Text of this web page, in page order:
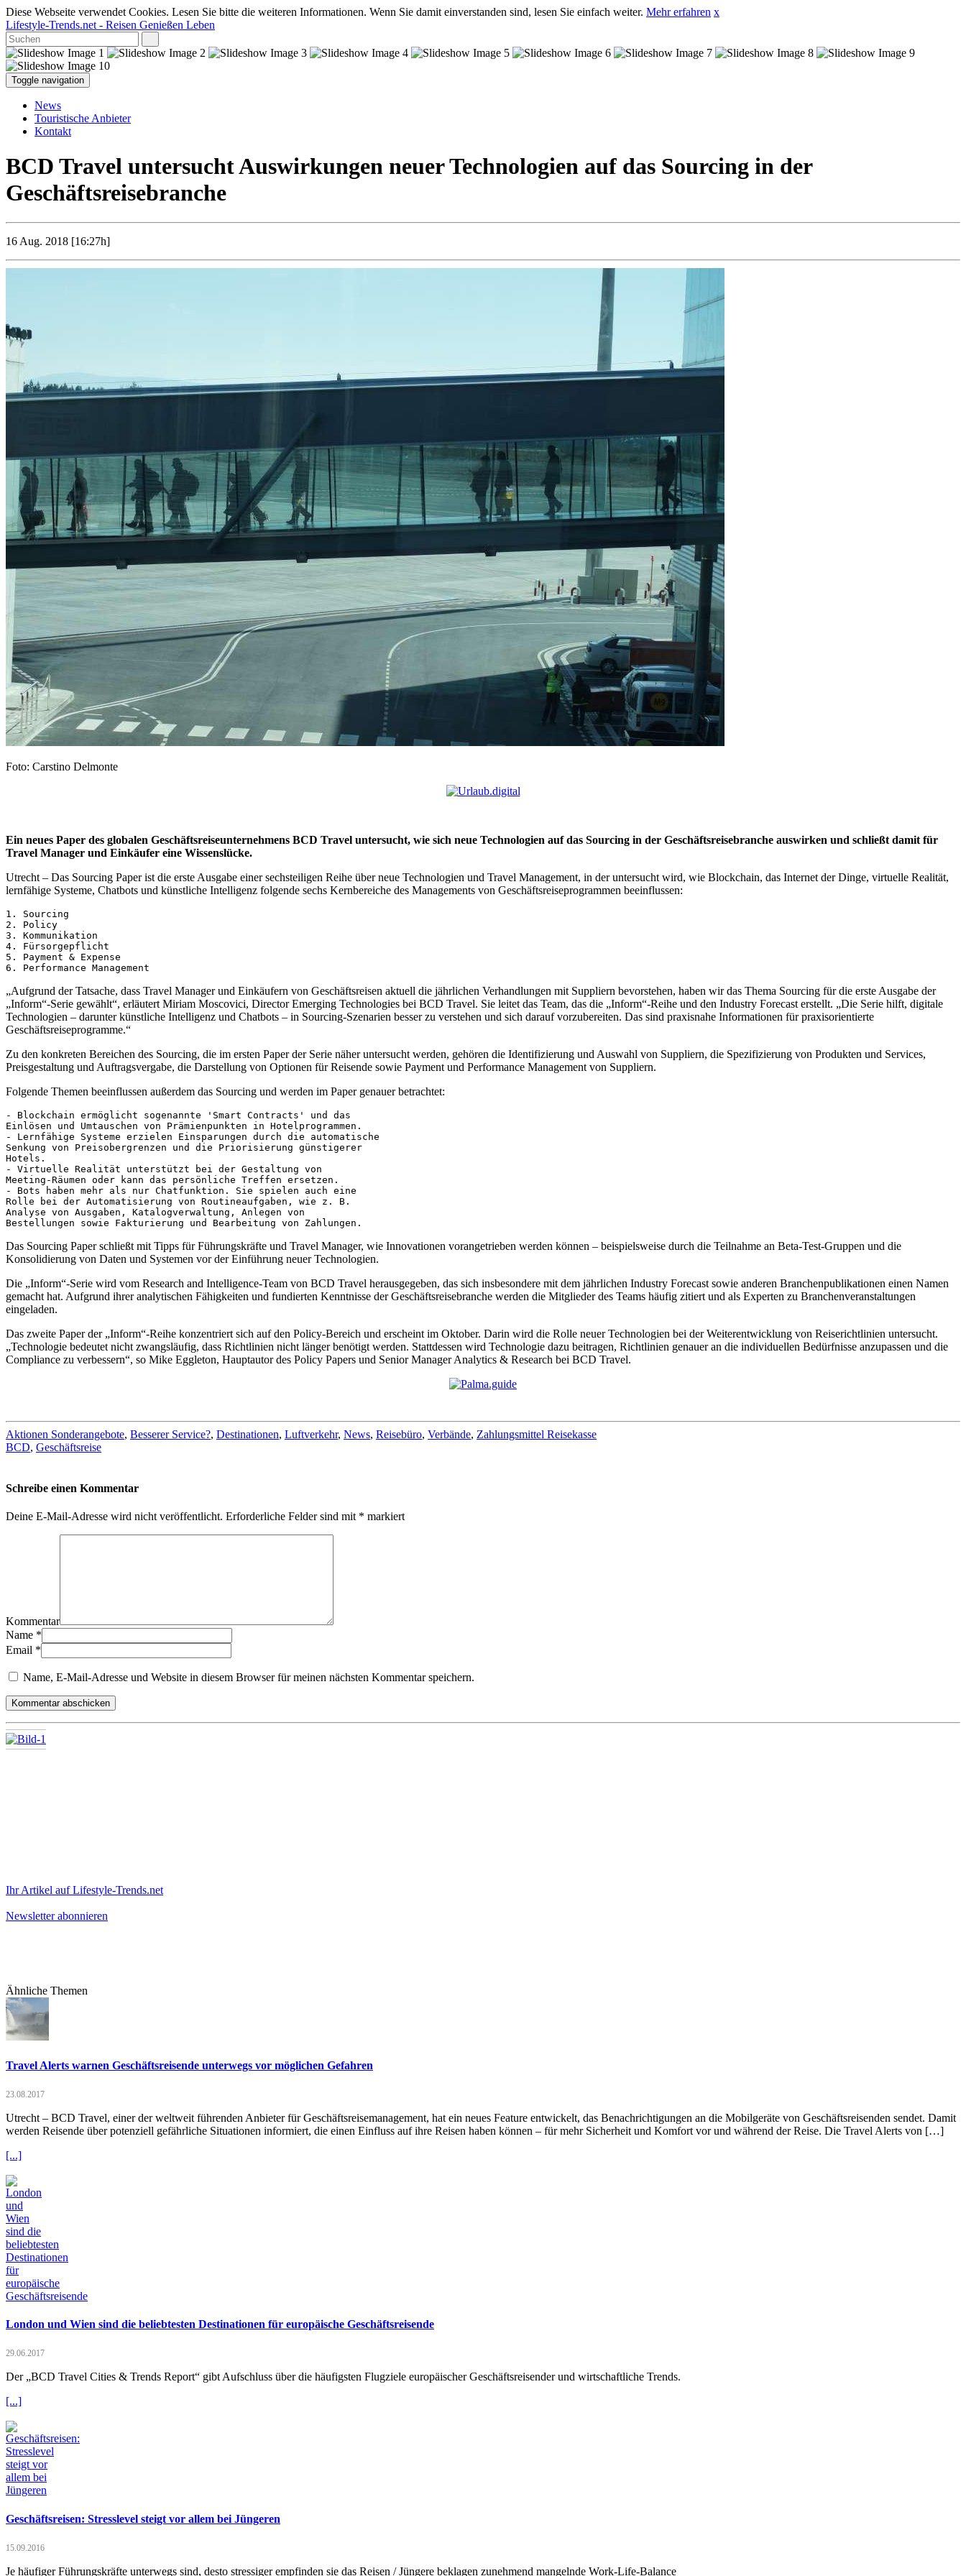
Diese Webseite verwendet Cookies. Lesen Sie bitte die weiteren Informationen. Wenn Sie damit einverstanden sind, lesen Sie einfach weiter. Mehr erfahren x
Lifestyle-Trends.net - Reisen Genießen Leben
Toggle navigation
News
Touristische Anbieter
Kontakt
BCD Travel untersucht Auswirkungen neuer Technologien auf das Sourcing in der
Geschäftsreisebranche
16 Aug. 2018 [16:27h]
Foto: Carstino Delmonte
Ein neues Paper des globalen Geschäftsreiseunternehmens BCD Travel untersucht, wie sich neue Technologien auf das Sourcing in der Geschäftsreisebranche auswirken und schließt damit für
Travel Manager und Einkäufer eine Wissenslücke.
Utrecht – Das Sourcing Paper ist die erste Ausgabe einer sechsteiligen Reihe über neue Technologien und Travel Management, in der untersucht wird, wie Blockchain, das Internet der Dinge, virtuelle Realität,
lernfähige Systeme, Chatbots und künstliche Intelligenz folgende sechs Kernbereiche des Managements von Geschäftsreiseprogrammen beeinflussen:
1. Sourcing
2. Policy
3. Kommunikation
4. Fürsorgepflicht
5. Payment & Expense
6. Performance Management
„Aufgrund der Tatsache, dass Travel Manager und Einkäufern von Geschäftsreisen aktuell die jährlichen Verhandlungen mit Suppliern bevorstehen, haben wir das Thema Sourcing für die erste Ausgabe der
„Inform“-Serie gewählt“, erläutert Miriam Moscovici, Director Emerging Technologies bei BCD Travel. Sie leitet das Team, das die „Inform“-Reihe und den Industry Forecast erstellt. „Die Serie hilft, digitale
Technologien – darunter künstliche Intelligenz und Chatbots – in Sourcing-Szenarien besser zu verstehen und sich darauf vorzubereiten. Das sind praxisnahe Informationen für praxisorientierte
Geschäftsreiseprogramme.“
Zu den konkreten Bereichen des Sourcing, die im ersten Paper der Serie näher untersucht werden, gehören die Identifizierung und Auswahl von Suppliern, die Spezifizierung von Produkten und Services,
Preisgestaltung und Auftragsvergabe, die Darstellung von Optionen für Reisende sowie Payment und Performance Management von Suppliern.
Folgende Themen beeinflussen außerdem das Sourcing und werden im Paper genauer betrachtet:
- Blockchain ermöglicht sogenannte 'Smart Contracts' und das
Einlösen und Umtauschen von Prämienpunkten in Hotelprogrammen.
- Lernfähige Systeme erzielen Einsparungen durch die automatische
Senkung von Preisobergrenzen und die Priorisierung günstigerer
Hotels.
- Virtuelle Realität unterstützt bei der Gestaltung von
Meeting-Räumen oder kann das persönliche Treffen ersetzen.
- Bots haben mehr als nur Chatfunktion. Sie spielen auch eine
Rolle bei der Automatisierung von Routineaufgaben, wie z. B.
Analyse von Ausgaben, Katalogverwaltung, Anlegen von
Bestellungen sowie Fakturierung und Bearbeitung von Zahlungen.
Das Sourcing Paper schließt mit Tipps für Führungskräfte und Travel Manager, wie Innovationen vorangetrieben werden können – beispielsweise durch die Teilnahme an Beta-Test-Gruppen und die
Konsolidierung von Daten und Systemen vor der Einführung neuer Technologien.
Die „Inform“-Serie wird vom Research and Intelligence-Team von BCD Travel herausgegeben, das sich insbesondere mit dem jährlichen Industry Forecast sowie anderen Branchenpublikationen einen Namen
gemacht hat. Aufgrund ihrer analytischen Fähigkeiten und fundierten Kenntnisse der Geschäftsreisebranche werden die Mitglieder des Teams häufig zitiert und als Experten zu Branchenveranstaltungen
eingeladen.
Das zweite Paper der „Inform“-Reihe konzentriert sich auf den Policy-Bereich und erscheint im Oktober. Darin wird die Rolle neuer Technologien bei der Weiterentwicklung von Reiserichtlinien untersucht.
„Technologie bedeutet nicht zwangsläufig, dass Richtlinien nicht länger benötigt werden. Stattdessen wird Technologie dazu beitragen, Richtlinien genauer an die individuellen Bedürfnisse anzupassen und die
Compliance zu verbessern“, so Mike Eggleton, Hauptautor des Policy Papers und Senior Manager Analytics & Research bei BCD Travel.
Aktionen Sonderangebote, Besserer Service?, Destinationen, Luftverkehr, News, Reisebüro, Verbände, Zahlungsmittel Reisekasse
BCD, Geschäftsreise
Schreibe einen Kommentar
Deine E-Mail-Adresse wird nicht veröffentlicht. Erforderliche Felder sind mit * markiert
Kommentar
Name *
Email *
Name, E-Mail-Adresse und Website in diesem Browser für meinen nächsten Kommentar speichern.
Ihr Artikel auf Lifestyle-Trends.net
Newsletter abonnieren
Ähnliche Themen
Travel Alerts warnen Geschäftsreisende unterwegs vor möglichen Gefahren
23.08.2017
Utrecht – BCD Travel, einer der weltweit führenden Anbieter für Geschäftsreisemanagement, hat ein neues Feature entwickelt, das Benachrichtigungen an die Mobilgeräte von Geschäftsreisenden sendet. Damit
werden Reisende über potenziell gefährliche Situationen informiert, die einen Einfluss auf ihre Reisen haben können – für mehr Sicherheit und Komfort vor und während der Reise. Die Travel Alerts von […]
[...]
London und Wien sind die beliebtesten Destinationen für europäische Geschäftsreisende
29.06.2017
Der „BCD Travel Cities & Trends Report“ gibt Aufschluss über die häufigsten Flugziele europäischer Geschäftsreisender und wirtschaftliche Trends.
[...]
Geschäftsreisen: Stresslevel steigt vor allem bei Jüngeren
15.09.2016
Je häufiger Führungskräfte unterwegs sind, desto stressiger empfinden sie das Reisen / Jüngere beklagen zunehmend mangelnde Work-Life-Balance